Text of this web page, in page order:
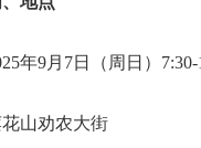
年9月7日（周日）7:30-
山劝农大街